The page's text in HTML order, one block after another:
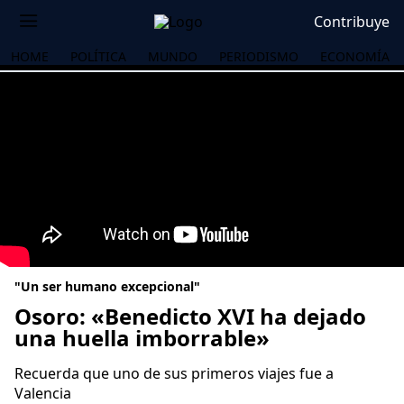
Contribuye
HOME POLÍTICA MUNDO PERIODISMO ECONOMÍA
"Un ser humano excepcional"
Osoro: «Benedicto XVI ha dejado
una huella imborrable»
Recuerda que uno de sus primeros viajes fue a
Valencia